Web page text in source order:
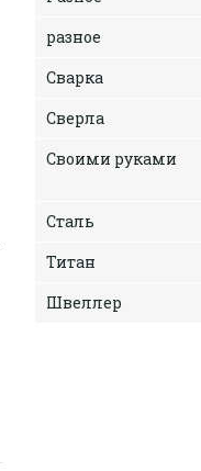
разное
Сварка
Сверла
Своими руками
Сталь
Титан
Швеллер